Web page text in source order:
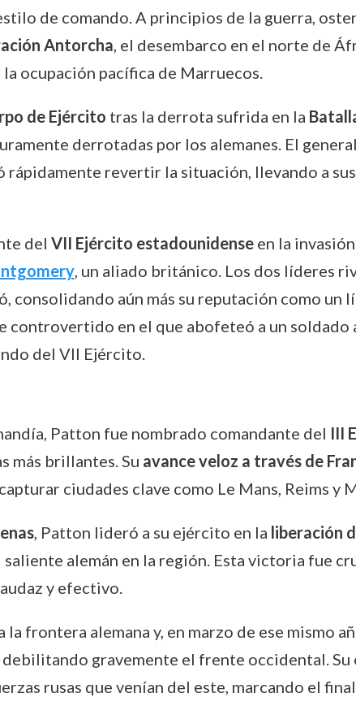
de comando. A principios de la guerra,
Antorcha, el desembarco en el norte de
ocupación pacífica de Marruecos.
de Ejército tras la derrota sufrida en la
derrotadas por los alemanes. El
revertir la situación, llevando a
del VII Ejército estadounidenseen la
, un aliado británico. Los dos líderes
consolidando aún más su reputación como un
controvertido en el que abofeteó a un soldado
del VII Ejército.
Patton fue nombrado comandante del III
más brillantes. Su avance veloz a través de
ciudades clave como Le Mans, Reims y
, Patton lideró a su ejército en la liberación
alemán en la región. Esta victoria fue
y efectivo.
frontera alemana y, en marzo de ese mismo
gravemente el frente occidental.
rusas que venían del este, marcando el